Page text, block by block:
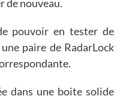
de nouveau.
pouvoir en tester de
paire de RadarLock
dans une boite solide